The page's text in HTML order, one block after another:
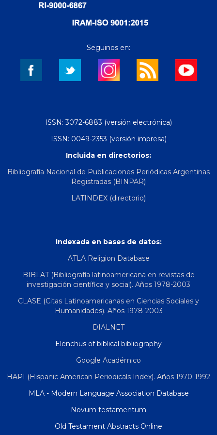
Seguinos en:
ISSN: 3072-6883 (versión electrónica)
ISSN: 0049-2353 (versión impresa)
Incluida en directorios:
Bibliografía Nacional de Publicaciones Periódicas Argentinas
Registradas (BINPAR)
LATINDEX (directorio)
Indexada en bases de datos:
ATLA Religion Database
BIBLAT (Bibliografía latinoamericana en revistas de
investigación científica y social). Años 1978-2003
CLASE (Citas Latinoamericanas en Ciencias Sociales y
Humanidades). Años 1978-2003
DIALNET
Elenchus of biblical bibliography
Google Académico
HAPI (Hispanic American Periodicals Index). Años 1970-1992
MLA - Modern Language Association Database
Novum testamentum
Old Testament Abstracts Online